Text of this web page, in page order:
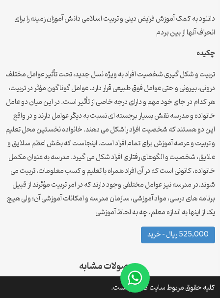
دانلود به کمک آموزش فرایض دینی و تربیت اسلامی دانش آموزان زمینه را برای
انحراف آنها از بین بردم
چکیده
تربیت و شکل ‌گیری شخصیت افراد به ویژه نسل جدید، تحت تأثیر عوامل مختلف
درونی، بیرونی و حتی عوامل فوق طبیعی قرار دارد. عوامل گوناگون مؤثر در تربیت،
هر کدام در جای خود مهم و دارای درجه خاصی از تأثیر است. در این میان دو عامل
خانواده و مدرسه نقش بسیار برجسته ای نسبت به دیگر عوامل دارند و در واقع
این دو هستند که شخصیت افراد را شکل می ‌دهند. خانواده نخستین محل تعلیم
و تربیت و عرصه‌‌ آموزش برای تمام افراد است. اینجاست که بخش اعظم سلایق و
علایق، شخصیت‌ و الگو‌های رفتاری افراد شکل می ‌گیرد. مدرسه به عنوان مکمل
خانواده، کانونی است که در آن افراد همراه با تعلیم و کسب معلومات، تربیت می
‌شوند.در مدرسه نیز عوامل مختلفی وجود دارند که در امر تربیت مؤثرند از قبیل
برنامه‌ های ‌درسی، مواد آموزشی، سازمان مدرسه و امکانات آموزشی آن؛ ولی هیچ
یک از اینها به اندازه معلم، چه به لحاظ آموزشی
525,000 ریال – خرید
محصولات مشابه
کلیه حقوق مربوط سایت کتافایل است.